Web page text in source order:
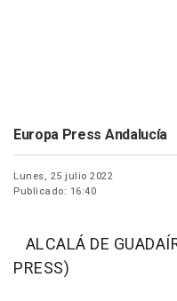
Europa Press Andalucía
Lunes, 25 julio 2022
Publicado: 16:40
ALCALÁ DE
PRESS)